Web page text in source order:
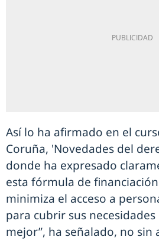
Así lo ha afirmado en el
Coruña, 'Novedades del
donde ha expresado
esta fórmula de
minimiza el acceso a
para cubrir sus
mejor”, ha señalado, no sin